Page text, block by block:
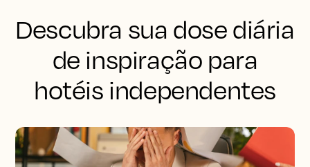
Descubra sua dose diária
de inspiração para
hotéis independentes